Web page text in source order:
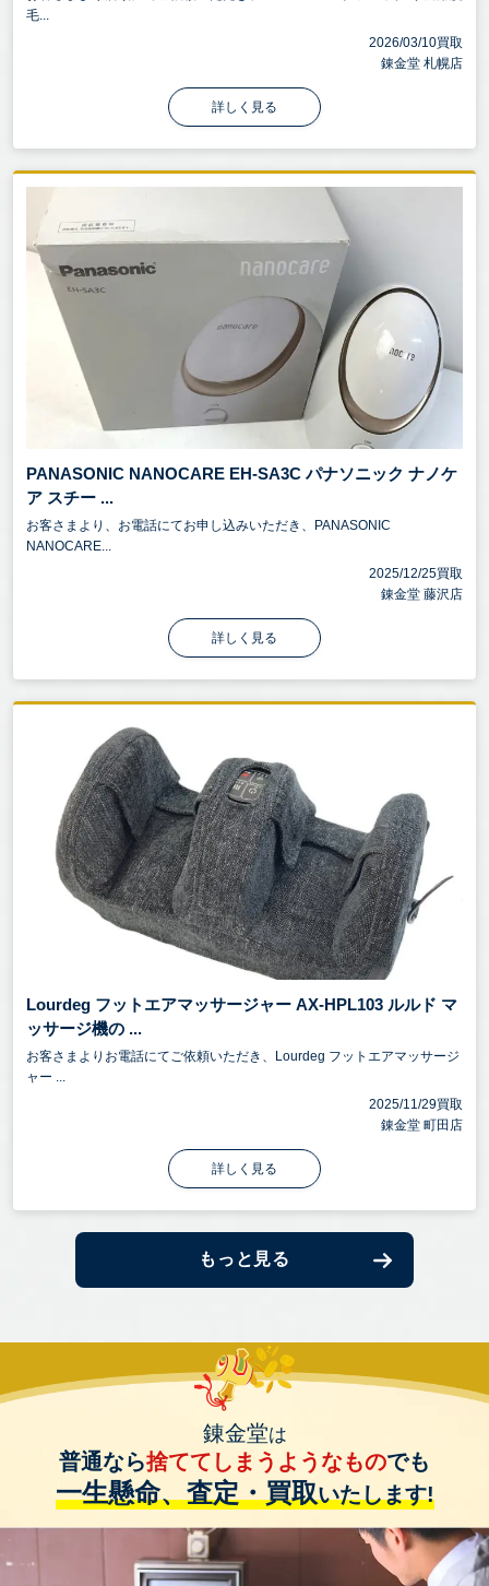
毛...
2026/03/10買取
錬金堂 札幌店
詳しく見る
PANASONIC NANOCARE EH-SA3C パナソニック ナノケ
ア スチー ...
お客さまより、お電話にてお申し込みいただき、PANASONIC
NANOCARE...
2025/12/25買取
錬金堂 藤沢店
詳しく見る
Lourdeg フットエアマッサージャー AX-HPL103 ルルド マ
ッサージ機の ...
お客さまよりお電話にてご依頼いただき、Lourdeg フットエアマッサージ
ャー ...
2025/11/29買取
錬金堂 町田店
詳しく見る
もっと見る
錬金堂は
普通なら捨ててしまうようなものでも
一生懸命、査定・買取いたします!